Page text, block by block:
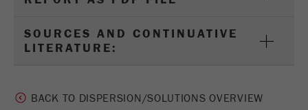
SOURCES AND CONTINUATIVE
LITERATURE:
BACK TO DISPERSION/SOLUTIONS OVERVIEW